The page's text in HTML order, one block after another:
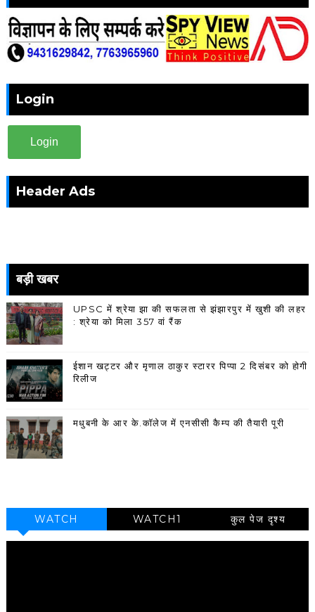
Login
Login
Header Ads
बड़ी खबर
UPSC में श्रेया झा की सफलता से झंझारपुर में खुशी की लहर
: श्रेया को मिला 357 वां रैंक
ईशान खट्टर और मृणाल ठाकुर स्टारर पिप्पा 2 दिसंबर को होगी
रिलीज
मधुबनी के आर के.कॉलेज में एनसीसी कैम्प की तैयारी पूरी
WATCH WATCH1 कुल पेज दृश्य